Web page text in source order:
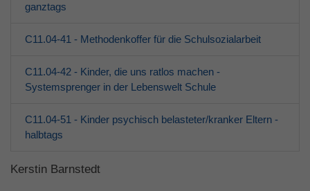
ganztags
C11.04-41 - Methodenkoffer für die Schulsozialarbeit
C11.04-42 - Kinder, die uns ratlos machen -
Systemsprenger in der Lebenswelt Schule
C11.04-51 - Kinder psychisch belasteter/kranker Eltern -
halbtags
Kerstin Barnstedt